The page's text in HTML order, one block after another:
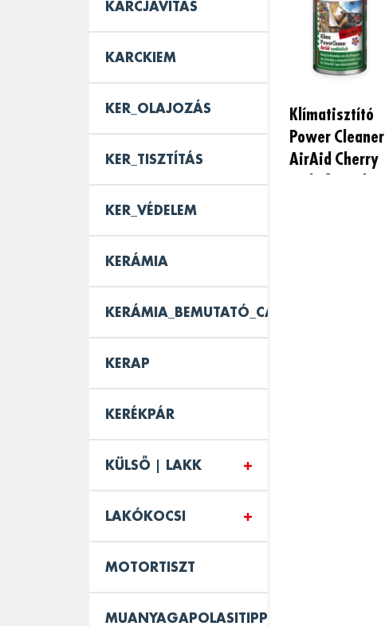
KARCJAVITAS
KARCKIEM
KER_OLAJOZÁS
KER_TISZTÍTÁS
KER_VÉDELEM
KERÁMIA
KERÁMIA_BEMUTATÓ_CAROUSEL
KERAP
KERÉKPÁR
KÜLSŐ | LAKK
LAKÓKOCSI
MOTORTISZT
MUANYAGAPOLASITIPPEK
Klímatisztító
Power Cleaner
AirAid Cherry